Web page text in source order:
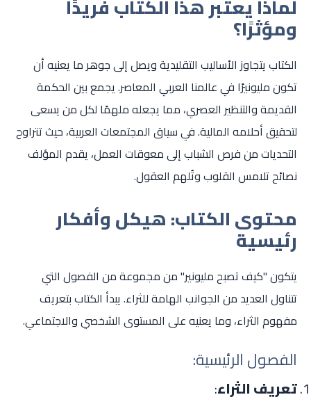
لماذا يعتبر هذا الكتاب فريدًا
ومؤثرًا؟
الكتاب يتجاوز الأساليب التقليدية ويصل إلى جوهر ما يعنيه أن
تكون مليونيرًا في عالمنا العربي المعاصر. يجمع بين الحكمة
القديمة والتنظير العصري، مما يجعله ملهمًا لكل من يسعى
لتحقيق أحلامه المالية. في سياق المجتمعات العربية، حيث تتراوح
التحديات من فرص الشباب إلى معوقات العمل، يقدم المؤلف
نصائح تلامس القلوب وتُلهم العقول.
محتوى الكتاب: هيكل وأفكار
رئيسية
يتكون "كيف تصبح مليونير" من مجموعة من الفصول التي
تتناول العديد من الجوانب الهامة للثراء. يبدأ الكتاب بتعريف
مفهوم الثراء، وما يعنيه على المستوى الشخصي والاجتماعي.
الفصول الرئيسية:
تعريف الثراء: